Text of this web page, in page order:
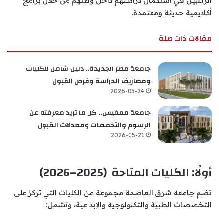
أكاديمية حديثة ومعتمدة.
مقالات ذات صلة
جامعة مصر الجديدة.. دليل شامل للكليات
ومصاريف الدراسة وفرص القبول
2026-05-24
جامعة ممفيس.. كل ما تريد معرفته عن
الرسوم والتخصصات ومعدلات القبول
2026-05-21
أولًا: الكليات المتاحة (2025–2026)
تضم جامعة شرق العاصمة مجموعة من الكليات التي تركز على
التخصصات الطبية والتكنولوجية والإبداعية، وتشمل: